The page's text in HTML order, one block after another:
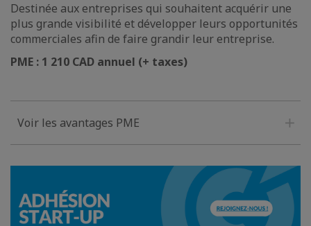
Destinée aux entreprises qui souhaitent acquérir une
plus grande visibilité et développer leurs opportunités
commerciales afin de faire grandir leur entreprise.
PME : 1 210 CAD annuel (+ taxes)
Voir les avantages PME